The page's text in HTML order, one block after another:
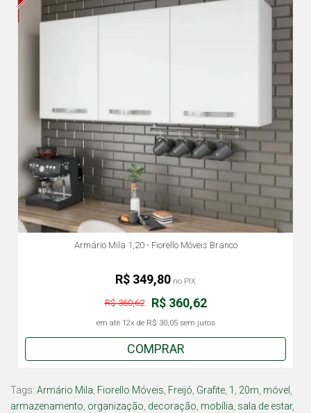
Armário Mila 1,20 - Fiorello Móveis Branco
R$ 360,62
R$ 360,62
em até 12x de R$ 30,05sem juros
R$ 349,80 no PIX
COMPRAR
Tags: Armário Mila Fiorello Móveis Freijó Grafite 1 20m móvel
armazenamento organização decoração mobília sala de estar,